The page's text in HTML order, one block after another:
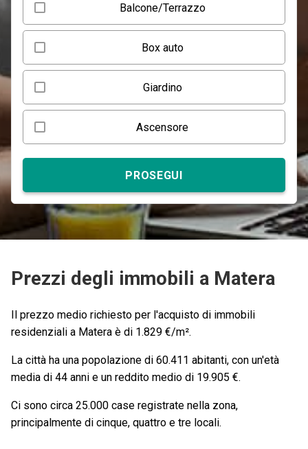
Balcone/Terrazzo
Box auto
Giardino
Ascensore
PROSEGUI
Prezzi degli immobili a Matera
Il prezzo medio richiesto per l'acquisto di immobili
residenziali a Matera è di 1.829 €/m².
La città ha una popolazione di 60.411 abitanti, con un'età
media di 44 anni e un reddito medio di 19.905 €.
Ci sono circa 25.000 case registrate nella zona,
principalmente di cinque, quattro e tre locali.